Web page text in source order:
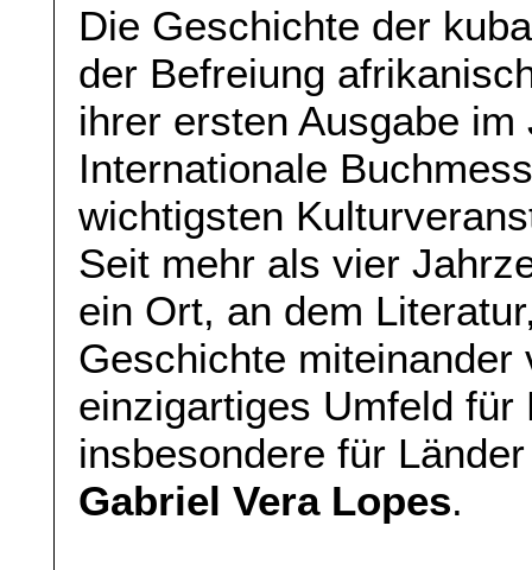
Die Geschichte der
der Befreiung
ihrer ersten Ausgabe
Internationale
wichtigsten
Seit mehr als vier
ein Ort, an dem
Geschichte
einzigartiges Umfeld
insbesondere für
Gabriel Vera Lopes.